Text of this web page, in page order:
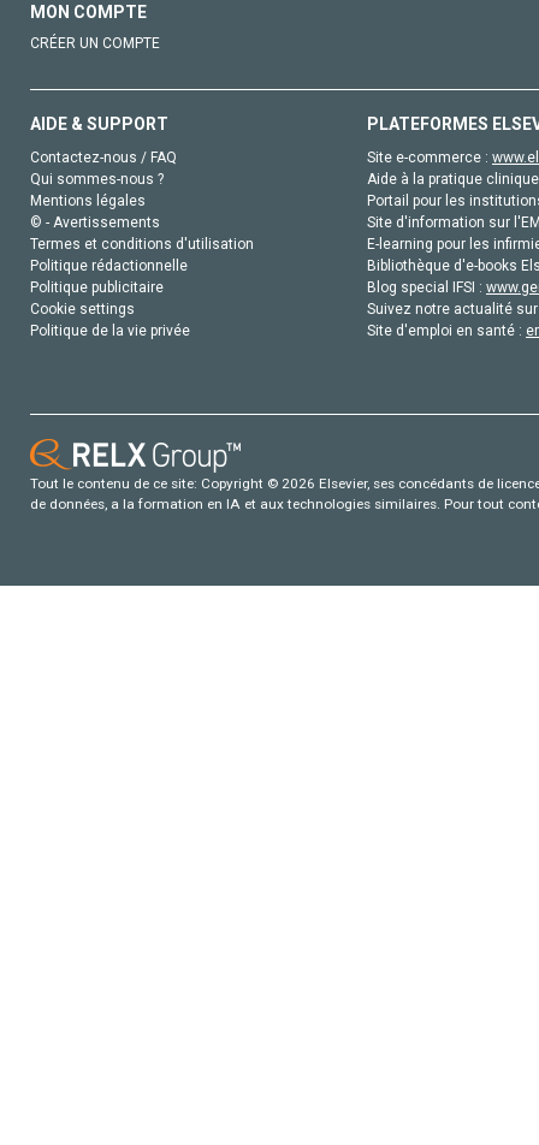
MON COMPTE
CRÉER UN COMPTE
AIDE & SUPPORT
Contactez-nous / FAQ
Qui sommes-nous ?
Mentions légales
© - Avertissements
Termes et conditions d'utilisation
Politique rédactionnelle
Politique publicitaire
Cookie settings
Politique de la vie privée
PLATEFORMES
Site e-commerce :
Aide à la pratique
Portail pour les
Site d'information sur
E-learning pour les
Bibliothèque d'e-books
Blog special IFSI :
Suivez notre actualité
Site d'emploi en santé :
Tout le contenu de ce site: Copyright © 2026 Elsevier, ses concédants de
de données, a la formation en IA et aux technologies similaires. Pour tout